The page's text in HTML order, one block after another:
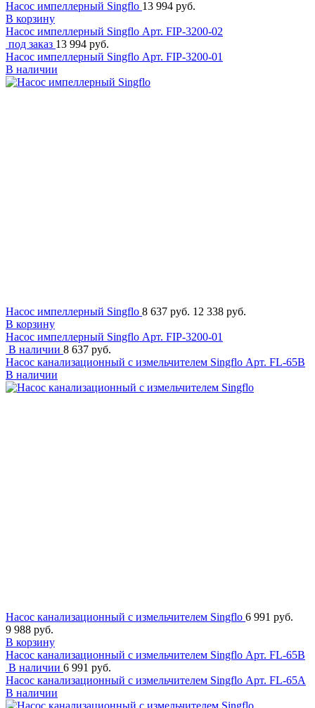
Насос импеллерный Singflo 13 994 руб.
В корзину
Насос импеллерный Singflo Арт. FIP-3200-02
под заказ 13 994 руб.
Насос импеллерный Singflo Арт. FIP-3200-01
В наличии
Насос импеллерный Singflo 8 637 руб. 12 338 руб.
В корзину
Насос импеллерный Singflo Арт. FIP-3200-01
В наличии 8 637 руб.
Насос канализационный с измельчителем Singflo Арт. FL-65B
В наличии
Насос канализационный с измельчителем Singflo 6 991 руб.
9 988 руб.
В корзину
Насос канализационный с измельчителем Singflo Арт. FL-65B
В наличии 6 991 руб.
Насос канализационный с измельчителем Singflo Арт. FL-65A
В наличии